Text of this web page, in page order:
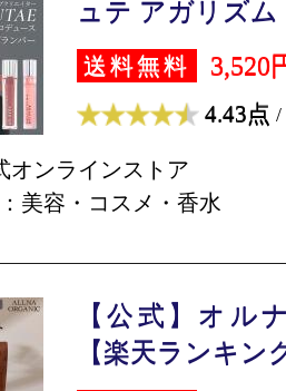
ュテ アガリズム
送料無料 3,520
4.43点 /
オンラインストア
美容・コスメ・香水
【公式】オル
【楽天ランキン